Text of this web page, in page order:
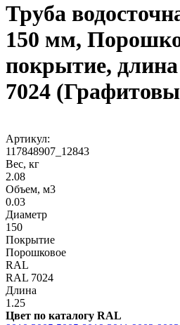
Труба
150 мм,
покрытие,
7024
Артикул:
117848907_12843
Вес, кг
2.08
Объем, м3
0.03
Диаметр
150
Покрытие
Порошковое
RAL
RAL 7024
Длина
1.25
Цвет по каталогу RAL